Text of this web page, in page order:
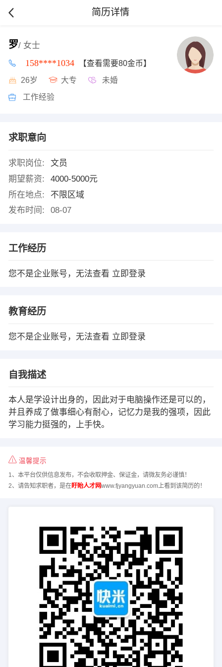
简历详情
罗/ 女士
158****1034 【查看需要80金币】
26岁 大专 未婚
工作经验
求职意向
求职岗位:
文员
期望薪资:
4000-5000元
所在地点:
不限区域
发布时间:
08-07
工作经历
您不是企业账号，无法查看 立即登录
教育经历
您不是企业账号，无法查看 立即登录
自我描述
本人是学设计出身的，因此对于电脑操作还是可以的，
并且养成了做事细心有耐心，记忆力是我的强项，因此
学习能力挺强的，上手快。
温馨提示
1、本平台仅供信息发布，不会收取押金、保证金，请微友务必谨慎！
2、请告知求职者，是在盱眙人才网www.fjyangyuan.com上看到该简历的！